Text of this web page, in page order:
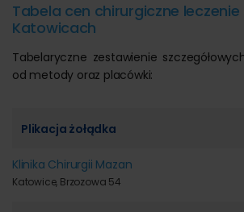
Tabela cen chirurgiczne
Katowicach
Tabelaryczne zestawienie
od metody oraz placówki:
Plikacja żołądka
Klinika Chirurgii Mazan
Katowice, Brzozowa 54